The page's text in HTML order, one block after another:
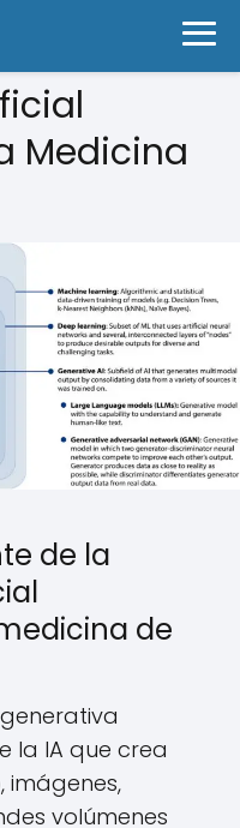
Medicina
de la
de
la IA que crea
imágenes,
volúmenes